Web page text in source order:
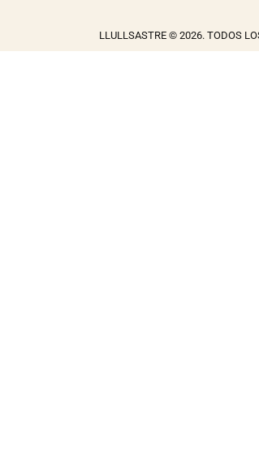
LLULLSASTRE © 2026. TODOS